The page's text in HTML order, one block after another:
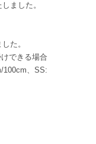
ました。
た。
できる場合
100cm、SS: